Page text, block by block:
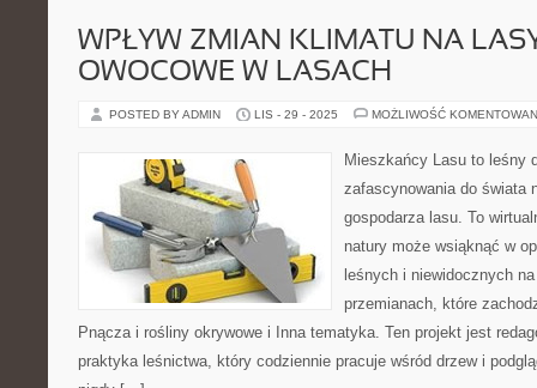
WPŁYW ZMIAN KLIMATU NA
OWOCOWE W LASACH
POSTED BY ADMIN LIS - 29 - 2025 MOŻLIWOŚĆ
Mieszkańcy Lasu to leśny
zafascynowania do świata
gospodarza lasu. To
natury może wsiąknąć w
leśnych i niewidocznych
przemianach, które
Pnącza i rośliny okrywowe i Inna tematyka. Ten projekt jest
praktyka leśnictwa, który codziennie pracuje wśród drzew i